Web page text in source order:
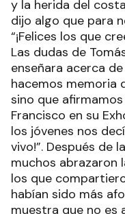
y la herida del
dijo algo que para
“¡Felices los que
Las dudas de
enseñara acerca
hacemos memoria
sino que
Francisco en su
los jóvenes nos
vivo!”. Después de
muchos abrazaron
los que
habían sido más
muestra que no es